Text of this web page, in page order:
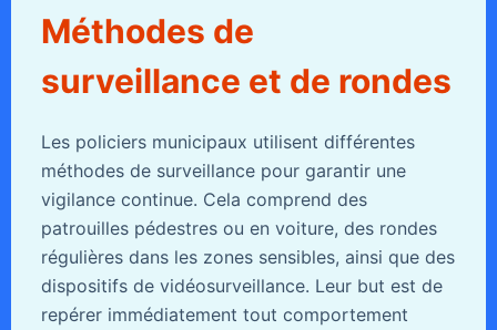
Méthodes de
surveillance et de rondes
Les policiers municipaux utilisent différentes
méthodes de surveillance pour garantir une
vigilance continue. Cela comprend des
patrouilles pédestres ou en voiture, des rondes
régulières dans les zones sensibles, ainsi que des
dispositifs de vidéosurveillance. Leur but est de
repérer immédiatement tout comportement